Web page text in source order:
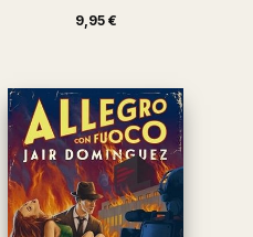
9,95 €